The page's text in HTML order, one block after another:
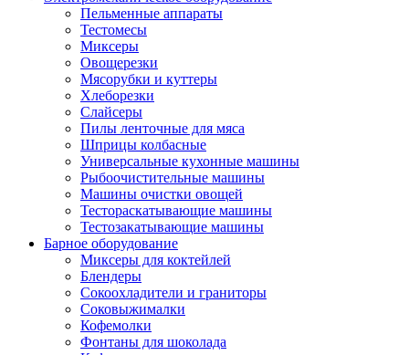
Пельменные аппараты
Тестомесы
Миксеры
Овощерезки
Мясорубки и куттеры
Хлеборезки
Слайсеры
Пилы ленточные для мяса
Шприцы колбасные
Универсальные кухонные машины
Рыбоочистительные машины
Машины очистки овощей
Тестораскатывающие машины
Тестозакатывающие машины
Барное оборудование
Миксеры для коктейлей
Блендеры
Сокоохладители и граниторы
Соковыжималки
Кофемолки
Фонтаны для шоколада